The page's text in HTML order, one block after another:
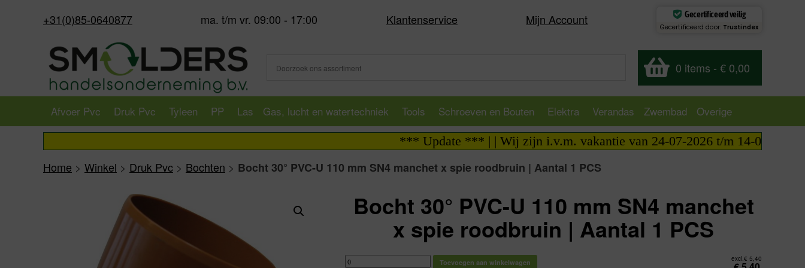
+31(0)85-0640877 ma. t/m vr. 09:00 - 17:00 Klantenservice Mijn Account Gecertificeerd veilig
Gecertificeerd door: Trustindex
0 items - € 0,00
Afvoer Pvc Druk Pvc Tyleen PP Las Gas, lucht en watertechniek Tools Schroeven en Bouten Elektra Verandas Zwembad
Overige
*** Update *** | | Wij zijn i.v.m. vakantie van 24-07-2026 t/m 14-08-2026
Home > Winkel > Druk Pvc > Bochten > Bocht 30° PVC-U 110 mm SN4 manchet x spie roodbruin | Aantal 1 PCS
Bocht 30° PVC-U 110 mm SN4 manchet
x spie roodbruin | Aantal 1 PCS
excl.€ 5,40
Bocht
30° Toevoegen aan winkelwagen